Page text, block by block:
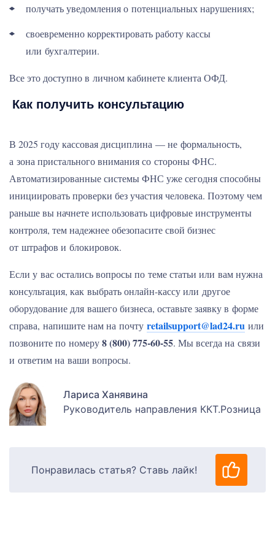
получать уведомления о потенциальных нарушениях;
своевременно корректировать работу кассы
или бухгалтерии.
Все это доступно в личном кабинете клиента ОФД.
Как получить консультацию
В 2025 году кассовая дисциплина — не формальность,
а зона пристального внимания со стороны ФНС.
Автоматизированные системы ФНС уже сегодня способны
инициировать проверки без участия человека. Поэтому чем
раньше вы начнете использовать цифровые инструменты
контроля, тем надежнее обезопасите свой бизнес
от штрафов и блокировок.
Если у вас остались вопросы по теме статьи или вам нужна
консультация, как выбрать онлайн-кассу или другое
оборудование для вашего бизнеса, оставьте заявку в форме
справа, напишите нам на почту retailsupport@lad24.ru или
позвоните по номеру8 (800) 775-60-55. Мы всегда на связи
и ответим на ваши вопросы.
Лариса Ханявина
Руководитель направления ККТ.Розница
Понравилась статья? Ставь лайк!